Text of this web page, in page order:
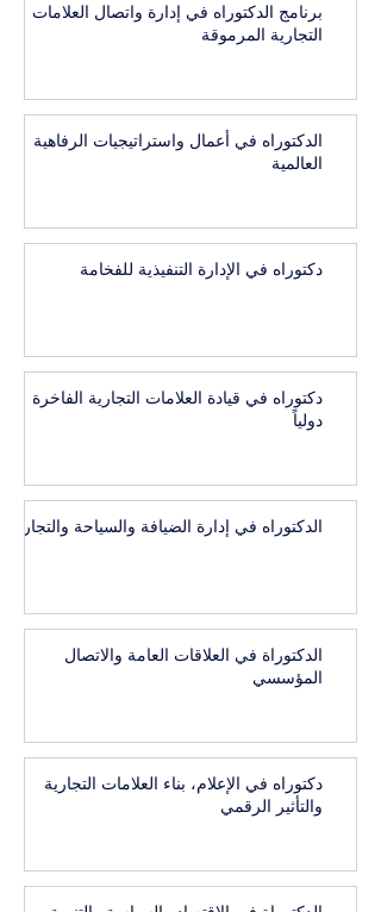
برنامج الدكتوراه في إدارة واتصال العلامات
التجارية المرموقة
الدكتوراه في أعمال واستراتيجيات الرفاهية
العالمية
دكتوراه في الإدارة التنفيذية للفخامة
دكتوراه في قيادة العلامات التجارية الفاخرة
دولياً
الدكتوراه في إدارة الضيافة والسياحة والتجارب
الدكتوراة في العلاقات العامة والاتصال
المؤسسي
دكتوراه في الإعلام، بناء العلامات التجارية
والتأثير الرقمي